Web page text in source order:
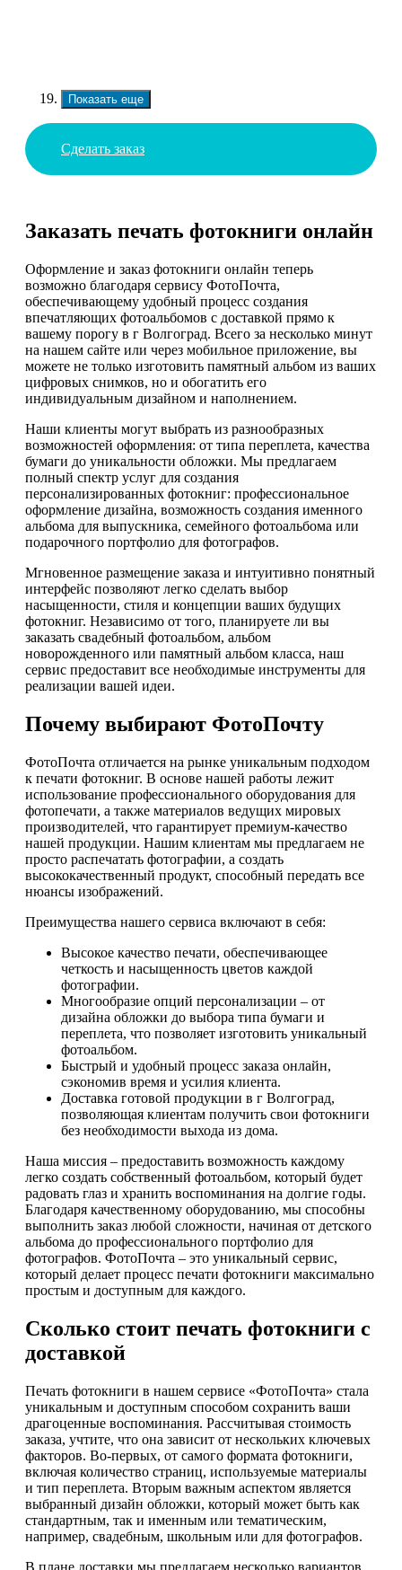
Показать еще
Сделать заказ
Заказать печать фотокниги онлайн
Оформление и заказ фотокниги онлайн теперь
возможно благодаря сервису ФотоПочта,
обеспечивающему удобный процесс создания
впечатляющих фотоальбомов с доставкой прямо к
вашему порогу в г Волгоград. Всего за несколько минут
на нашем сайте или через мобильное приложение, вы
можете не только изготовить памятный альбом из ваших
цифровых снимков, но и обогатить его
индивидуальным дизайном и наполнением.
Наши клиенты могут выбрать из разнообразных
возможностей оформления: от типа переплета, качества
бумаги до уникальности обложки. Мы предлагаем
полный спектр услуг для создания
персонализированных фотокниг: профессиональное
оформление дизайна, возможность создания именного
альбома для выпускника, семейного фотоальбома или
подарочного портфолио для фотографов.
Мгновенное размещение заказа и интуитивно понятный
интерфейс позволяют легко сделать выбор
насыщенности, стиля и концепции ваших будущих
фотокниг. Независимо от того, планируете ли вы
заказать свадебный фотоальбом, альбом
новорожденного или памятный альбом класса, наш
сервис предоставит все необходимые инструменты для
реализации вашей идеи.
Почему выбирают ФотоПочту
ФотоПочта отличается на рынке уникальным подходом
к печати фотокниг. В основе нашей работы лежит
использование профессионального оборудования для
фотопечати, а также материалов ведущих мировых
производителей, что гарантирует премиум-качество
нашей продукции. Нашим клиентам мы предлагаем не
просто распечатать фотографии, а создать
высококачественный продукт, способный передать все
нюансы изображений.
Преимущества нашего сервиса включают в себя:
Высокое качество печати, обеспечивающее
четкость и насыщенность цветов каждой
фотографии.
Многообразие опций персонализации – от
дизайна обложки до выбора типа бумаги и
переплета, что позволяет изготовить уникальный
фотоальбом.
Быстрый и удобный процесс заказа онлайн,
сэкономив время и усилия клиента.
Доставка готовой продукции в г Волгоград,
позволяющая клиентам получить свои фотокниги
без необходимости выхода из дома.
Наша миссия – предоставить возможность каждому
легко создать собственный фотоальбом, который будет
радовать глаз и хранить воспоминания на долгие годы.
Благодаря качественному оборудованию, мы способны
выполнить заказ любой сложности, начиная от детского
альбома до профессионального портфолио для
фотографов. ФотоПочта – это уникальный сервис,
который делает процесс печати фотокниги максимально
простым и доступным для каждого.
Сколько стоит печать фотокниги с
доставкой
Печать фотокниги в нашем сервисе «ФотоПочта» стала
уникальным и доступным способом сохранить ваши
драгоценные воспоминания. Рассчитывая стоимость
заказа, учтите, что она зависит от нескольких ключевых
факторов. Во-первых, от самого формата фотокниги,
включая количество страниц, используемые материалы
и тип переплета. Вторым важным аспектом является
выбранный дизайн обложки, который может быть как
стандартным, так и именным или тематическим,
например, свадебным, школьным или для фотографов.
В плане доставки мы предлагаем несколько вариантов.